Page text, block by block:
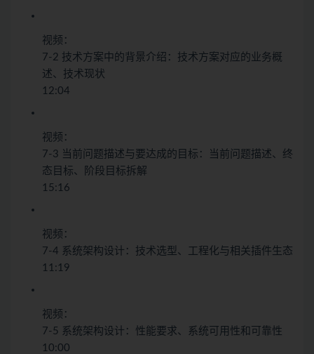
视频：
7-2 技术方案中的背景介绍：技术方案对应的业务概
述、技术现状
12:04
视频：
7-3 当前问题描述与要达成的目标：当前问题描述、终
态目标、阶段目标拆解
15:16
视频：
7-4 系统架构设计：技术选型、工程化与相关插件生态
11:19
视频：
7-5 系统架构设计：性能要求、系统可用性和可靠性
10:00